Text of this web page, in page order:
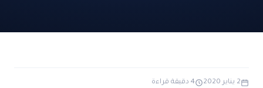
الاعجاز البياني و اللغوي في القرآن
الاعجاز التشريعي في القرآن
تواصل معنا
2 يناير 2020 4 دقيقة قراءة